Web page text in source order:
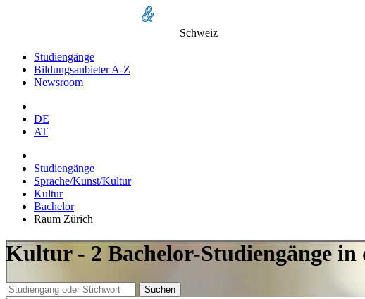
Schweiz
Studiengänge
Bildungsanbieter A-Z
Newsroom
DE
AT
Studiengänge
Sprache/Kunst/Kultur
Kultur
Bachelor
Raum Zürich
Kultur - 2 Bachelor-Studiengänge
Suchen